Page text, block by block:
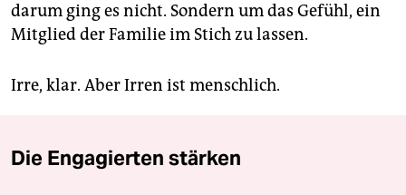
darum ging es nicht. Sondern um das Gefühl, ein
Mitglied der Familie im Stich zu lassen.
Irre, klar. Aber Irren ist menschlich.
Die Engagierten stärken